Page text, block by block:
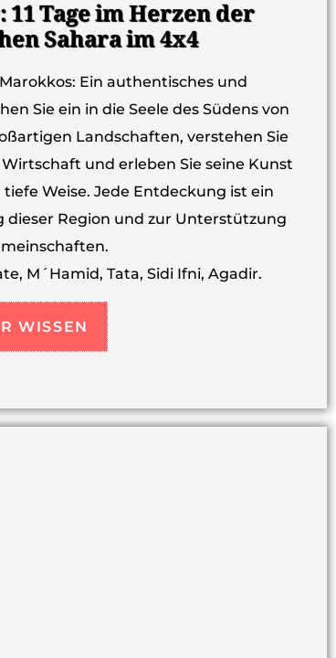
Tage im Herzen der
Sahara im 4x4
Ein authentisches und
Sie ein in die Seele des Südens von
Landschaften, verstehen Sie
und erleben Sie seine Kunst
Weise. Jede Entdeckung ist ein
Region und zur Unterstützung
M´Hamid, Tata, Sidi Ifni, Agadir.
WISSEN